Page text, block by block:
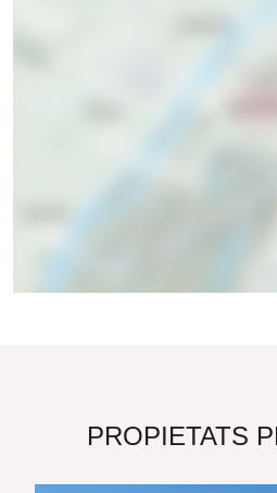
PROPIETATS